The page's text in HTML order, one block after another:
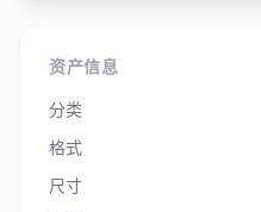
资产信息
分类
格式
尺寸